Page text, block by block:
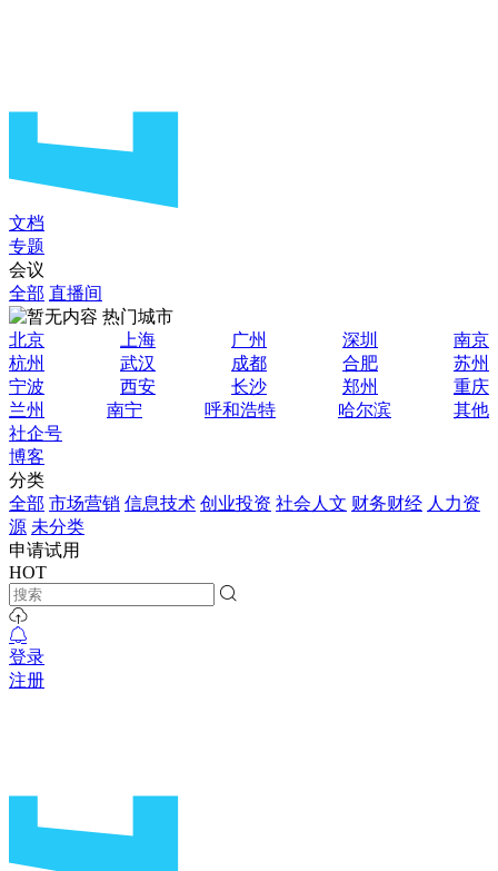
文档
专题
会议
全部 直播间
热门城市
北京
上海 广州 深圳
南京
杭州
武汉 成都 合肥
苏州
宁波
西安 长沙 郑州
重庆
兰州
南宁 呼和浩特 哈尔滨
其他
社企号
博客
分类
全部 市场营销 信息技术 创业投资 社会人文 财务财经 人力资
源 未分类
申请试用
HOT
登录
注册